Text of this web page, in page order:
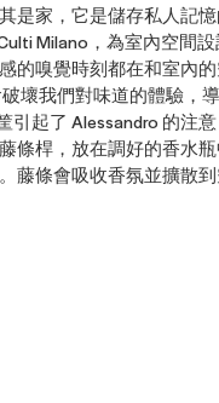
是家，它是儲存私人記
Milano，為室內空間
的嗅覺時刻都在和室內
壞我們對味道的體驗，
起了 Alessandro 的注
條桿，放在調好的香水
藤條會吸收香氛並擴散